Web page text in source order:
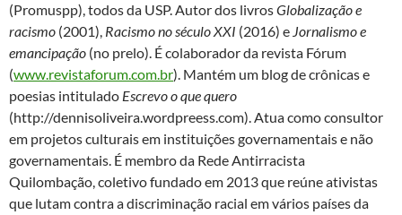
(Promuspp), todos da USP. Autor dos livrosGlobalização e
racismo (2001), Racismo no século XXI (2016) e Jornalismo e
emancipação (no prelo). É colaborador da revista Fórum
(www.revistaforum.com.br). Mantém um blog de crônicas e
poesias intitulado Escrevo o que quero
(http://dennisoliveira.wordpreess.com). Atua como consultor
em projetos culturais em instituições governamentais e não
governamentais. É membro da Rede Antirracista
Quilombação, coletivo fundado em 2013 que reúne ativistas
que lutam contra a discriminação racial em vários países da